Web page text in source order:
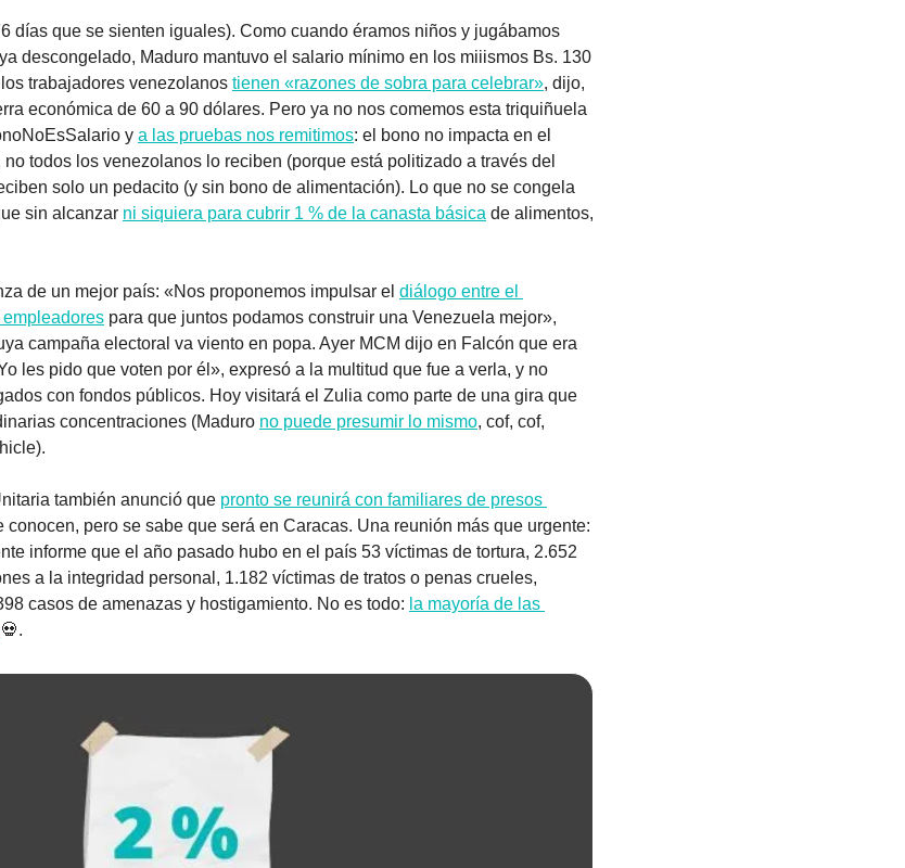
descongelado, Maduro mantuvo el salario mínimo en los miiismos Bs. 130
trabajadores venezolanos tienen «razones de sobra para celebrar», dijo,
económica de 60 a 90 dólares. Pero ya no nos comemos esta triquiñuela
y a las pruebas nos remitimos: el bono no impacta en el
todos los venezolanos lo reciben (porque está politizado a través del
solo un pedacito (y sin bono de alimentación). Lo que no se congela
sin alcanzar ni siquiera para cubrir 1 % de la canasta básica de alimentos,
de un mejor país: «Nos proponemos impulsar el diálogo entre el
para que juntos podamos construir una Venezuela mejor»,
les pido que voten por él», expresó a la multitud que fue a verla, y no
con fondos públicos. Hoy visitará el Zulia como parte de una gira que
concentraciones (Maduro no puede presumir lo mismo, cof, cof,
también anunció que pronto se reunirá con familiares de presos
conocen, pero se sabe que será en Caracas. Una reunión más que urgente:
informe que el año pasado hubo en el país 53 víctimas de tortura, 2.652
a la integridad personal, 1.182 víctimas de tratos o penas crueles,
casos de amenazas y hostigamiento. No es todo: la mayoría de las
💀.